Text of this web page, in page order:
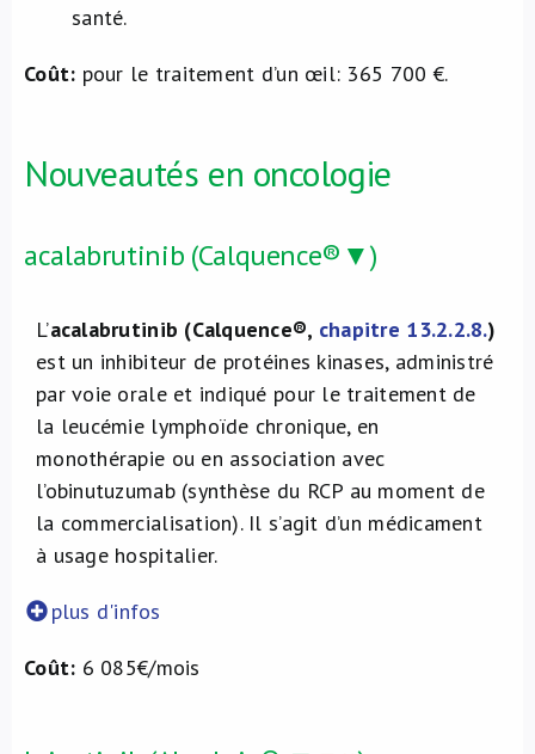
santé.
Coût: pour le traitement d’un œil: 365 700 €.
Nouveautés en oncologie
acalabrutinib (Calquence®▼)
L’acalabrutinib (Calquence®, chapitre 13.2.2.8.)
est un inhibiteur de protéines kinases, administré
par voie orale et indiqué pour le traitement de
la leucémie lymphoïde chronique, en
monothérapie ou en association avec
l’obinutuzumab (synthèse du RCP au moment de
la commercialisation). Il s’agit d’un médicament
à usage hospitalier.
plus d'infos
Coût: 6 085€/mois